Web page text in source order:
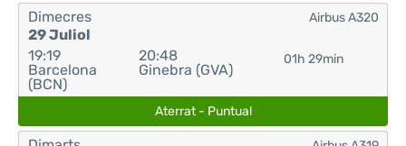
Dimecres
29 Juliol
19:19
Barcelona
(BCN)
20:48
Ginebra (GVA)
01h 29min
Airbus A320
Aterrat - Puntual